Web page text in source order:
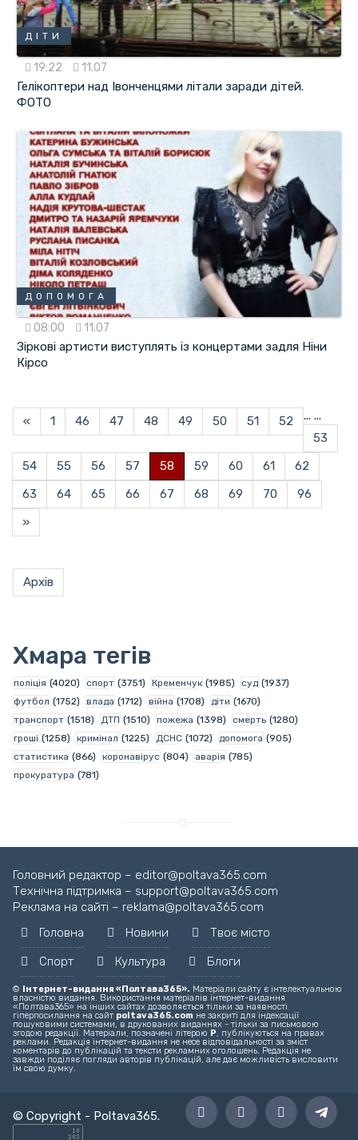
ДІТИ
19:22 11.07
Гелікоптери над Івонченцями літали заради дітей.
ФОТО
ДОПОМОГА
08:00 11.07
Зіркові артисти виступлять із концертами задля Ніни
Кірсо
« 1 ...
46 47 48 49 50 51
52
53
54
55 56 57 58 59 60 61
62
63
64 65 66 67 68 69 70
...
96
»
Архів
Хмара тегів
поліція (4020) спорт (3751) Кременчук (1985) суд (1937)
футбол (1752) влада (1712) війна (1708) діти (1670)
транспорт (1518) ДТП (1510) пожежа (1398) смерть (1280)
гроші (1258) кримінал (1225) ДСНС (1072) допомога (905)
статистика (866) коронавірус (804) аварія (785)
прокуратура (781)
Головний редактор – editor@poltava365.com
Технічна підтримка – support@poltava365.com
Реклама на сайті – reklama@poltava365.com
Головна
Новини
Твоє місто
Спорт
Культура Блоги
© Інтернет-видання «Полтава365». Матеріали сайту є інтелектуальною
власністю видання. Використання матеріалів інтернет-видання
«Полтава365» на інших сайтах дозволяється тільки за наявності
гіперпосилання на сайт poltava365.com не закриті для індексації
пошуковими системами, в друкованих виданнях - тільки за письмовою
згодою редакції. Матеріали, позначені літерою Р, публікуються на правах
реклами. Редакція інтернет-видання не несе відповідальності за зміст
коментарів до публікацій та тексти рекламних оголошень. Редакція не
завжди поділяє погляди авторів публікацій, але дає можливість висловити
їм свою думку.
© Copyright - Poltava365.